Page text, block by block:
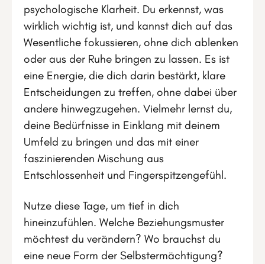
psychologische Klarheit. Du erkennst, was
wirklich wichtig ist, und kannst dich auf das
Wesentliche fokussieren, ohne dich ablenken
oder aus der Ruhe bringen zu lassen. Es ist
eine Energie, die dich darin bestärkt, klare
Entscheidungen zu treffen, ohne dabei über
andere hinwegzugehen. Vielmehr lernst du,
deine Bedürfnisse in Einklang mit deinem
Umfeld zu bringen und das mit einer
faszinierenden Mischung aus
Entschlossenheit und Fingerspitzengefühl.
Nutze diese Tage, um tief in dich
hineinzufühlen. Welche Beziehungsmuster
möchtest du verändern? Wo brauchst du
eine neue Form der Selbstermächtigung?